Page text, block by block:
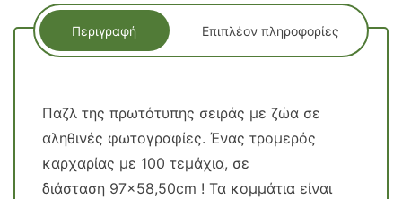
Περιγραφή Επιπλέον πληροφορίες
Παζλ της πρωτότυπης σειράς με ζώα σε
αληθινές φωτογραφίες. Ένας τρομερός
καρχαρίας με 100 τεμάχια, σε
διάσταση 97×58,50cm ! Τα κομμάτια είναι